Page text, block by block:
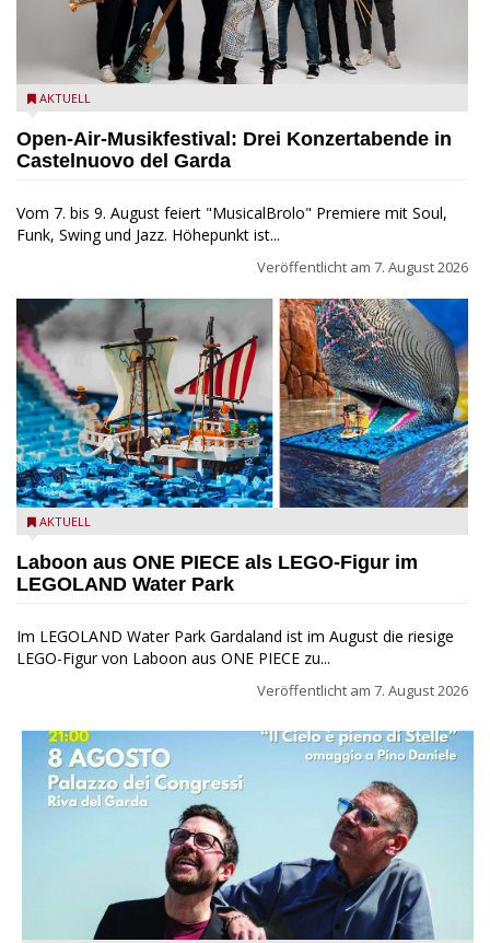
Castelnuovo del Garda: Die "Dirotta su Cuba" zu Gast beim
AKTUELL
Open-Air-Musikfestival: Drei Konzertabende in
Castelnuovo del Garda
Vom 7. bis 9. August feiert "MusicalBrolo" Premiere mit Soul,
Funk, Swing und Jazz. Höhepunkt ist...
Veröffentlicht am 7. August 2026
Laboon aus ONE PIECE als LEGO-Figur im LEGOLAND Water
AKTUELL
Laboon aus ONE PIECE als LEGO-Figur im
LEGOLAND Water Park
Im LEGOLAND Water Park Gardaland ist im August die riesige
LEGO-Figur von Laboon aus ONE PIECE zu...
Veröffentlicht am 7. August 2026